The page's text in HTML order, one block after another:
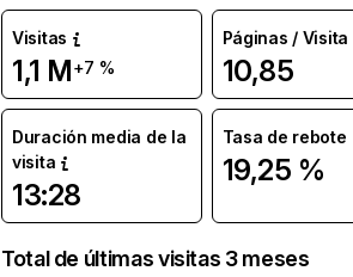
Visitas
1,1 M+7 %
Páginas / Visita
10,85
Duración media de la
visita
13:28
Tasa de rebote
19,25 %
Total de últimas visitas 3 meses